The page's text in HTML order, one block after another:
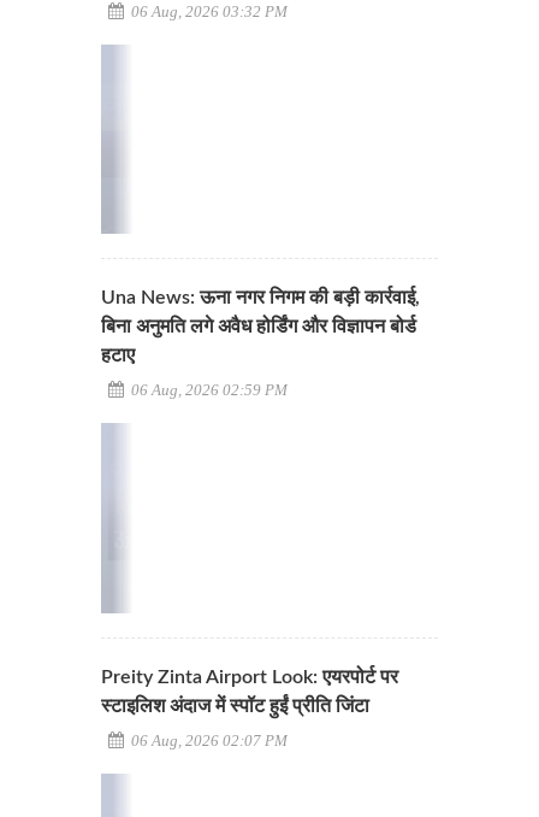
06 Aug, 2026 03:32 PM
Una News: ऊना नगर निगम की बड़ी कार्रवाई,
बिना अनुमति लगे अवैध होर्डिंग और विज्ञापन बोर्ड
हटाए
06 Aug, 2026 02:59 PM
Preity Zinta Airport Look: एयरपोर्ट पर
स्टाइलिश अंदाज में स्पॉट हुईं प्रीति जिंटा
06 Aug, 2026 02:07 PM